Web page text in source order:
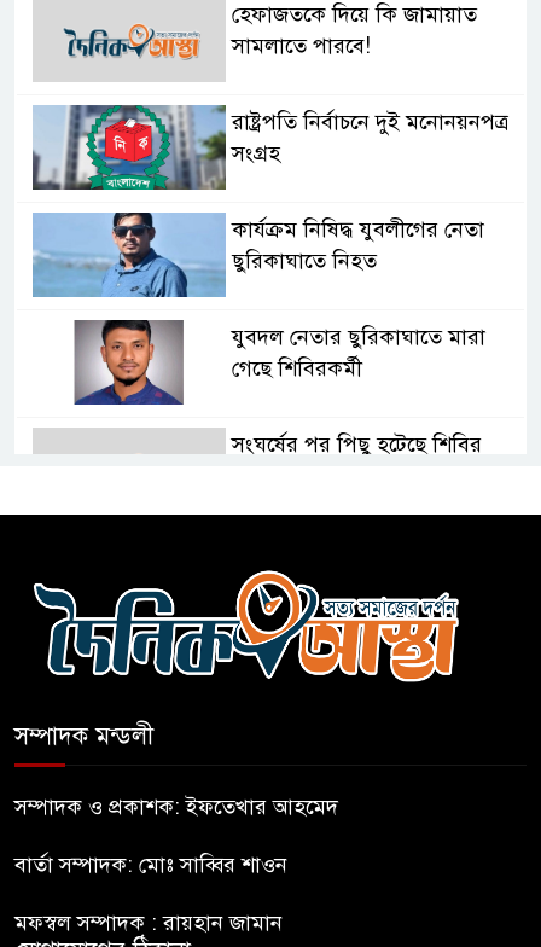
হেফাজতকে দিয়ে কি জামায়াত
সামলাতে পারবে!
রাষ্ট্রপতি নির্বাচনে দুই মনোনয়নপত্র
সংগ্রহ
কার্যক্রম নিষিদ্ধ যুবলীগের নেতা
ছুরিকাঘাতে নিহত
যুবদল নেতার ছুরিকাঘাতে মারা
গেছে শিবিরকর্মী
সংঘর্ষের পর পিছু হটেছে শিবির
আছে ছাত্রদল
হযরত শাহজালাল বিমানবন্দরে
কিশোর
ভারত থেকে আসছে ২ দশমিক ৩
সম্পাদক মন্ডলী
সম্পাদক ও প্রকাশক: ইফতেখার আহমেদ
বার্তা সম্পাদক: মোঃ সাব্বির শাওন
মফস্বল সম্পাদক : রায়হান জামান